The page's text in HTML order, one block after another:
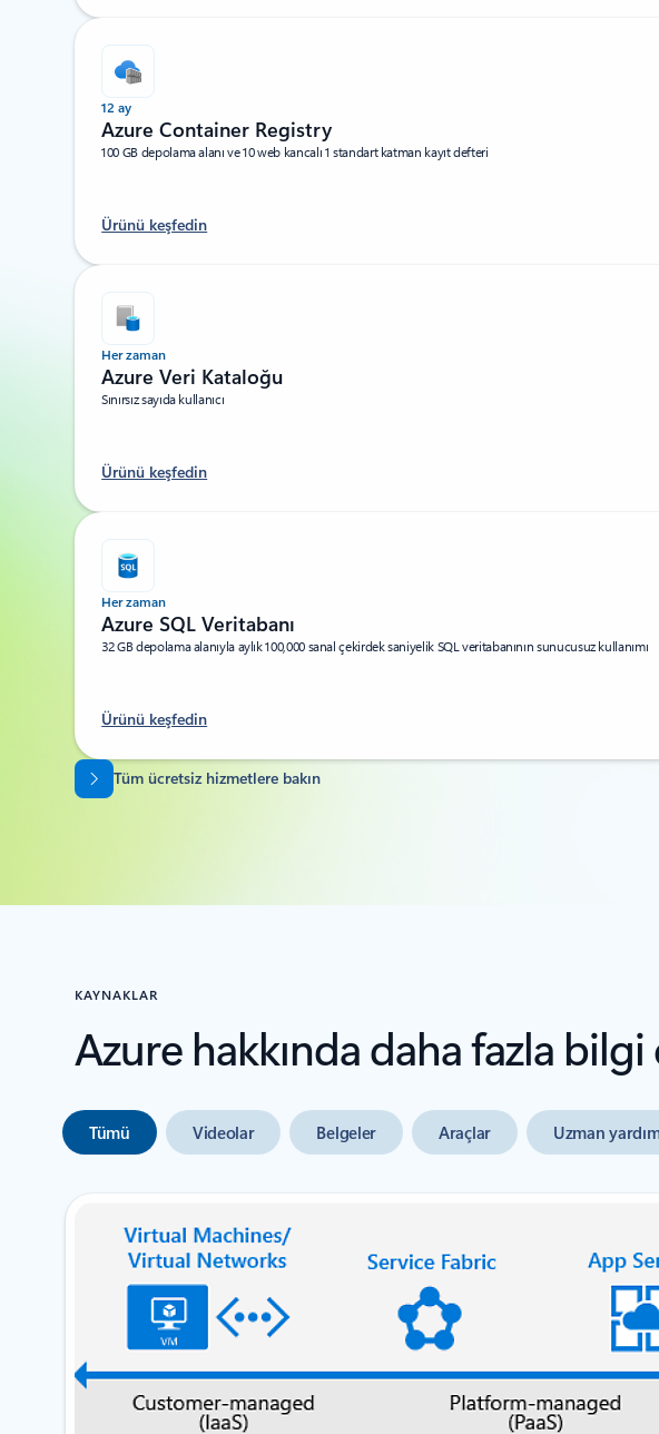
12 ay
Azure Container Registry
100 GB depolama alanı ve 10 web kancalı 1 standart katman kayıt defteri
Ürünü keşfedin
Her zaman
Azure Veri Kataloğu
Sınırsız sayıda kullanıcı
Ürünü keşfedin
Her zaman
Azure SQL Veritabanı
32 GB depolama alanıyla aylık 100,000 sanal çekirdek saniyelik SQL veritabanının sunucusuz kullanımı
Ürünü keşfedin
Sekmelere dön
Tüm ücretsiz hizmetlere bakın
KAYNAKLAR
Azure hakkında daha fazla
Tümü Videolar Belgeler Araçlar Uzman
sonraki slayt